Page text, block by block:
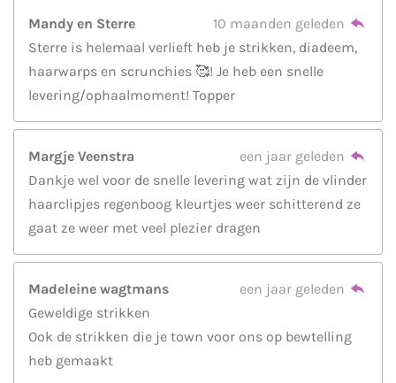
Mandy en Sterre
10 maanden geleden
Sterre is helemaal verlieft heb je strikken, diadeem,
haarwarps en scrunchies 🥰! Je heb een snelle
levering/ophaalmoment! Topper
Margje Veenstra
een jaar geleden
Dankje wel voor de snelle levering wat zijn de vlinder
haarclipjes regenboog kleurtjes weer schitterend ze
gaat ze weer met veel plezier dragen
Madeleine wagtmans
een jaar geleden
Geweldige strikken
Ook de strikken die je town voor ons op bewtelling
heb gemaakt